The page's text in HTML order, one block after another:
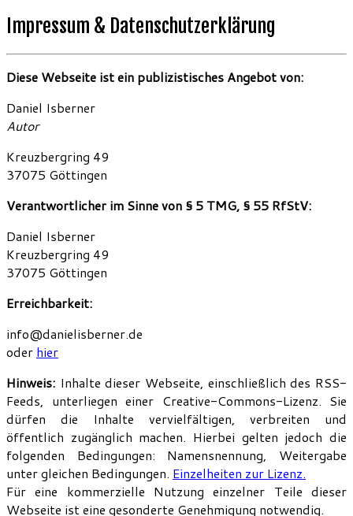
Impressum & Datenschutzerklärung
Diese Webseite ist ein publizistisches Angebot von:
Daniel Isberner
Autor
Kreuzbergring 49
37075 Göttingen
Verantwortlicher im Sinne von § 5 TMG, § 55 RfStV:
Daniel Isberner
Kreuzbergring 49
37075 Göttingen
Erreichbarkeit:
info@danielisberner.de
oder hier
Hinweis: Inhalte dieser Webseite, einschließlich des RSS-
Feeds, unterliegen einer Creative-Commons-Lizenz. Sie
dürfen die Inhalte vervielfältigen, verbreiten und
öffentlich zugänglich machen. Hierbei gelten jedoch die
folgenden Bedingungen: Namensnennung, Weitergabe
unter gleichen Bedingungen. Einzelheiten zur Lizenz.
Für eine kommerzielle Nutzung einzelner Teile dieser
Webseite ist eine gesonderte Genehmigung notwendig.